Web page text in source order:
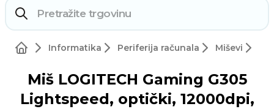
Informatika Periferija računala Miševi
Miš LOGITECH Gaming G305
Lightspeed, optički, 12000dpi,